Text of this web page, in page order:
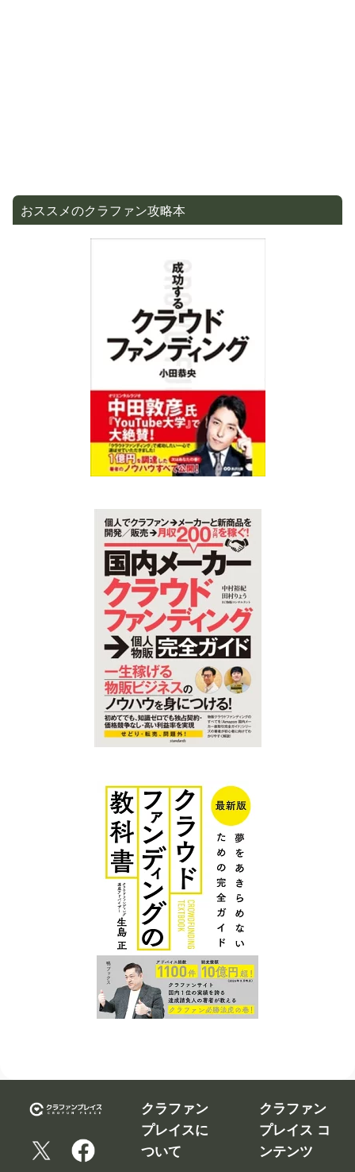
おススメのクラファン攻略本
クラファン
プレイスに
ついて
クラファン
プレイス コ
ンテンツ